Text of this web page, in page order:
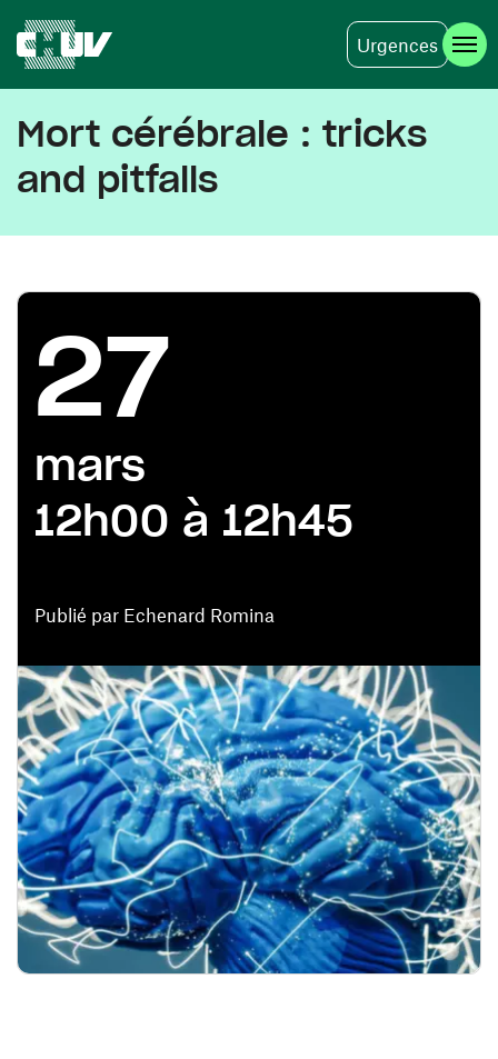
Urgences
Mort cérébrale : tricks
and pitfalls
Publié par Echenard Romina
27
mars
12h00 à 12h45